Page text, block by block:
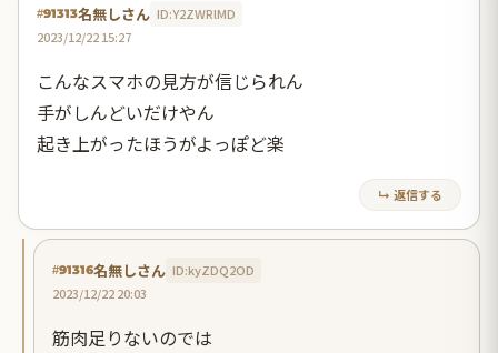
#91313名無しさん ID:Y2ZWRlMD
2023/12/22 15:27
こんなスマホの見方が信じられん
手がしんどいだけやん
起き上がったほうがよっぽど楽
↳ 返信する
#91316名無しさん ID:kyZDQ2OD
2023/12/22 20:03
筋肉足りないのでは